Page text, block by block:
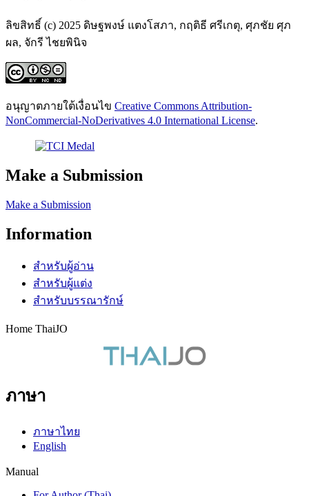
ลิขสิทธิ์ (c) 2025 ดิษฐพงษ์ แตงโสภา, กฤติธี ศรีเกตุ, ศุภชัย ศุภ
ผล, จักรี ไชยพินิจ
อนุญาตภายใต้เงื่อนไข Creative Commons Attribution-
NonCommercial-NoDerivatives 4.0 International License.
Make a Submission
Make a Submission
Information
สำหรับผู้อ่าน
สำหรับผู้แต่ง
สำหรับบรรณารักษ์
Home ThaiJO
ภาษา
ภาษาไทย
English
Manual